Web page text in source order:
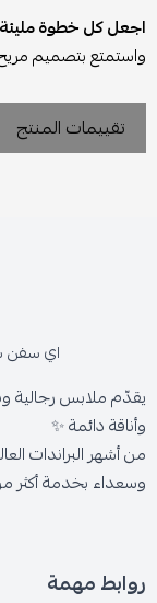
اجعل كل خطوة مليئة
واستمتع بتصميم
تقييمات المنتج
اي سفن
يقدّم ملابس رجالية
وأناقة دائمة ✨
من أشهر البراندات
وسعداء بخدمة أكثر من 300,000 عميل حول
روابط مهمة